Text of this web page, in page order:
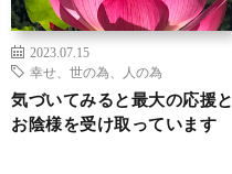
2023.07.15
幸せ、世の為、人の為
気づいてみると最大の応援と
お陰様を受け取っています